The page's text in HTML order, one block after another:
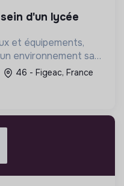
et équipements,
environnement sain
à la gestion
des
46 - Figeac, France